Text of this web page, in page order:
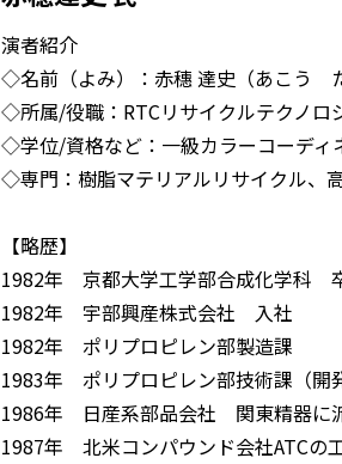
演者紹介
◇名前（よみ）：赤穗 達史（あこう た
◇所属/役職：RTCリサイクルテクノ
◇学位/資格など：一級カラーコーディ
◇専門：樹脂マテリアルリサイクル、
【略歴】
1982年 京都大学工学部合成化学科
1982年 宇部興産株式会社 入社
1982年 ポリプロピレン部製造課
1983年 ポリプロピレン部技術課（開
1986年 日産系部品会社 関東精器に
1987年 北米コンパウンド会社ATCの